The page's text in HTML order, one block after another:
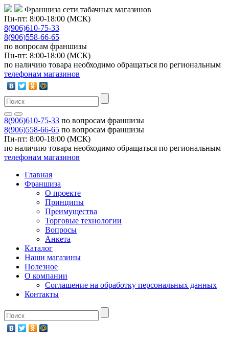
Франшиза сети табачных магазинов
Пн-пт: 8:00-18:00 (МСК)
8(906)610-75-33
8(906)558-66-65
по вопросам франшизы
Пн-пт: 8:00-18:00 (МСК)
по наличию товара необходимо обращаться по региональным
телефонам магазинов
8(906)610-75-33 по вопросам франшизы
8(906)558-66-65 по вопросам франшизы
Пн-пт: 8:00-18:00 (МСК)
по наличию товара необходимо обращаться по региональным
телефонам магазинов
Главная
Франшиза
О проекте
Принципы
Преимущества
Торговые технологии
Вопросы
Анкета
Каталог
Наши магазины
Полезное
О компании
Соглашение на обработку персональных данных
Контакты